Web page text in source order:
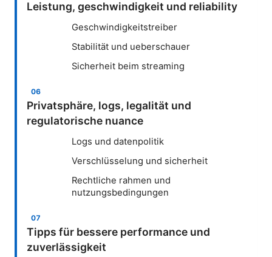
Leistung, geschwindigkeit und reliability
Geschwindigkeitstreiber
Stabilität und ueberschauer
Sicherheit beim streaming
Privatsphäre, logs, legalität und
regulatorische nuance
Logs und datenpolitik
Verschlüsselung und sicherheit
Rechtliche rahmen und
nutzungsbedingungen
Tipps für bessere performance und
zuverlässigkeit